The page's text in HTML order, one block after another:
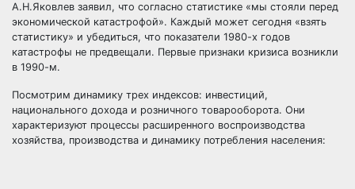
А.Н.Яковлев заявил, что согласно статистике «мы стояли перед
экономической катастрофой». Каждый может сегодня «взять
статистику» и убедиться, что показатели 1980-х годов
катастрофы не предвещали. Первые признаки кризиса возникли
в 1990-м.
Посмотрим динамику трех индексов: инвестиций,
национального дохода и розничного товарооборота. Они
характеризуют процессы расширенного воспроизводства
хозяйства, производства и динамику потребления населения: